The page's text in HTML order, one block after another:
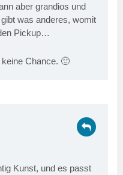
aber grandios und
was anderes, womit
Pickup…
Chance. 🙂
Kunst, und es passt